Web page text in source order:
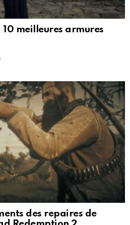
10 meilleures armures
des repaires de